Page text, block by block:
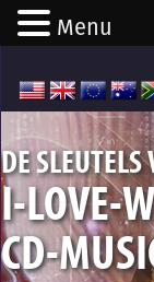
DE SLEUTELS
I-LOVE-
CD-
Menu